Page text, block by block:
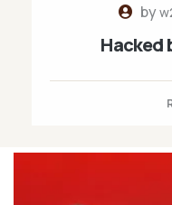
by
Hacked